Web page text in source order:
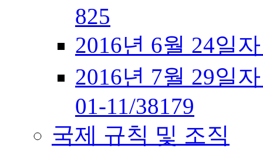
825
2016년 6월 24일
2016년 7월 29일
01-11/38179
국제 규칙 및 조직